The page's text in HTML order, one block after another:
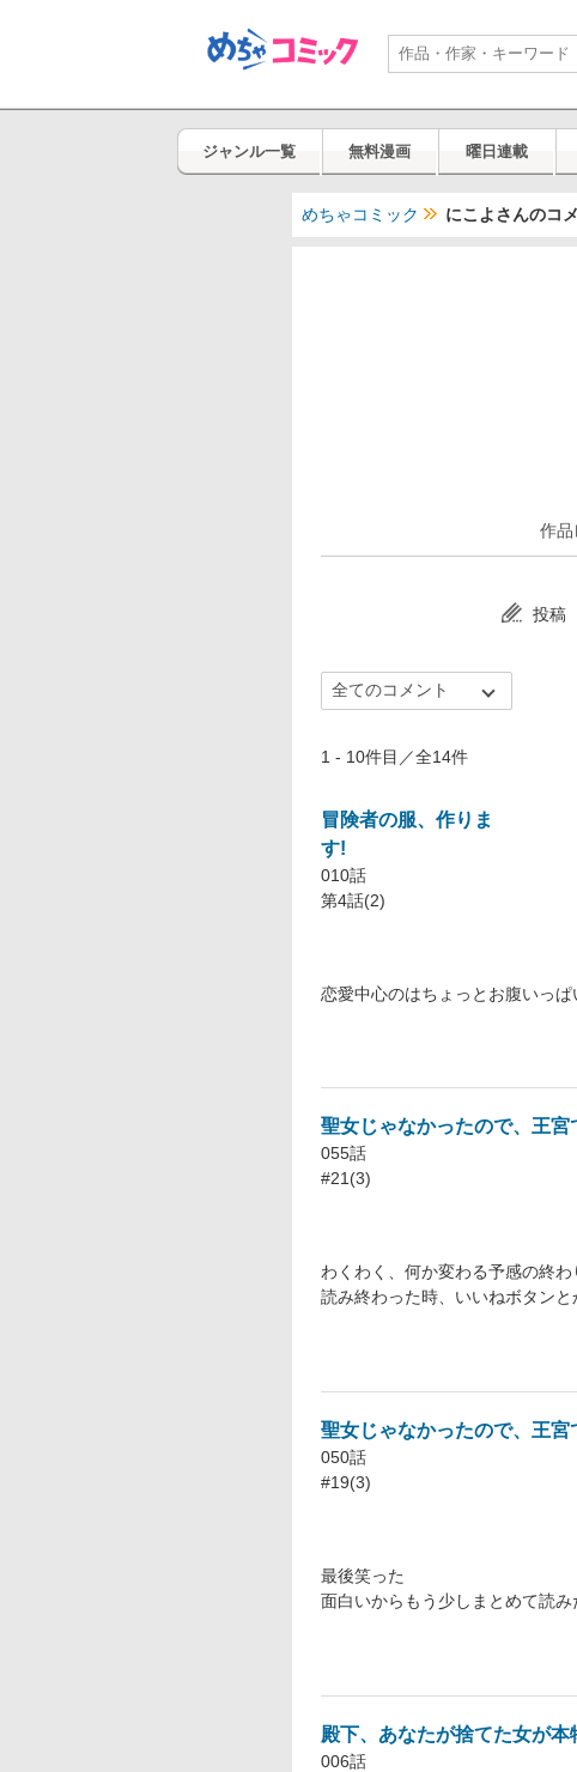
ジャンル一覧 無料漫画 曜日連載
めちゃコミック にこよさんのコ
作品
投稿
1 - 10件目／全14件
冒険者の服、作りま
す!
010話
第4話(2)
恋愛中心のはちょっとお腹いっ
聖女じゃなかったので、王
055話
#21(3)
わくわく、何か変わる予感の終わ
読み終わった時、いいねボタン
聖女じゃなかったので、王
050話
#19(3)
最後笑った
面白いからもう少しまとめて読み
殿下、あなたが捨てた女が本
006話